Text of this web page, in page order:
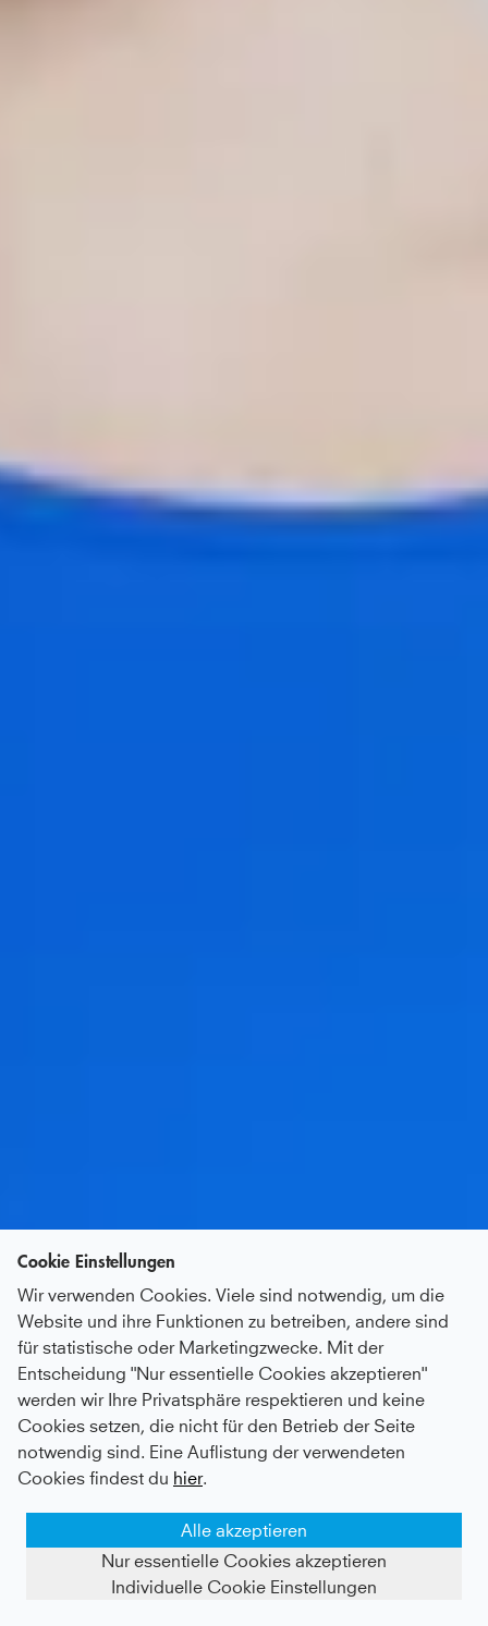
Cookie Einstellungen
Wir verwenden Cookies. Viele sind notwendig, um die
Website und ihre Funktionen zu betreiben, andere sind
für statistische oder Marketingzwecke. Mit der
Entscheidung "Nur essentielle Cookies akzeptieren"
werden wir Ihre Privatsphäre respektieren und keine
Cookies setzen, die nicht für den Betrieb der Seite
notwendig sind. Eine Auflistung der verwendeten
Cookies findest du hier.
Alle akzeptieren
Nur essentielle Cookies akzeptieren
Individuelle Cookie Einstellungen